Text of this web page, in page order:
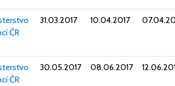
ČR
31.03.2017 10.04.2017
ČR
30.05.2017 08.06.2017